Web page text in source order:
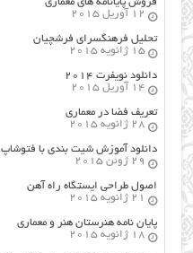
12 آوریل 2015
تحلیل فرهنگسرای فرشچیان
15 ژانویه 2015
دانلود نویفرت ۲۰۱۴
14 آوریل 2015
تعریف فضا در معماری
28 ژانویه 2015
دانلود آموزش شیت بندی با فتوشاپ
29 ژوئن 2015
اصول طراحي ایستگاه راه آهن
21 ژانویه 2015
پایان نامه هنرستان هنر و معماري
18 ژانویه 2015